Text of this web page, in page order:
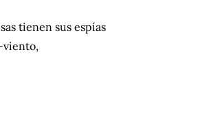
tienen sus espías
viento,